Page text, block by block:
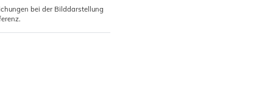
bei der Bilddarstellung